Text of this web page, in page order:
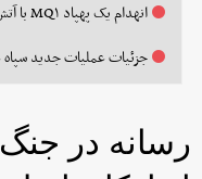
انهدام یک پهپاد MQ۱ با آتش پدافند سپاه
جزئیات عملیات‌ جدید
رسانه در